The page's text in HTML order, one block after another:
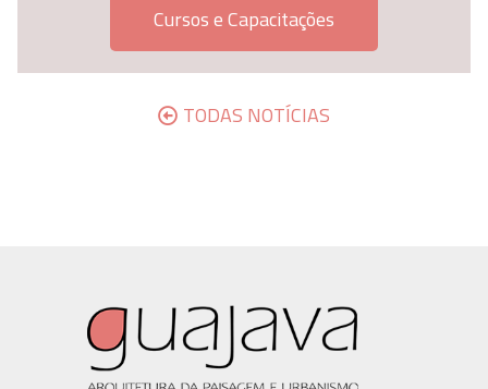
Cursos e Capacitações
TODAS NOTÍCIAS